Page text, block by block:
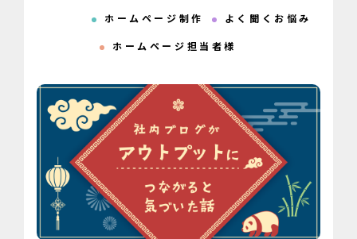
ホームページ制作 よく聞くお悩み
ホームページ担当者様